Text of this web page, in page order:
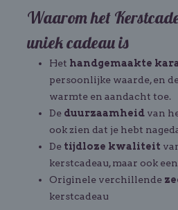
Waarom het
uniek cadeau is
Het handgemaakte
persoonlijke waarde, en
warmte en aandacht toe.
De duurzaamheid van
ook zien dat je hebt
De tijdloze kwaliteit
kerstcadeau, maar ook
Originele verchillende
kerstcadeau